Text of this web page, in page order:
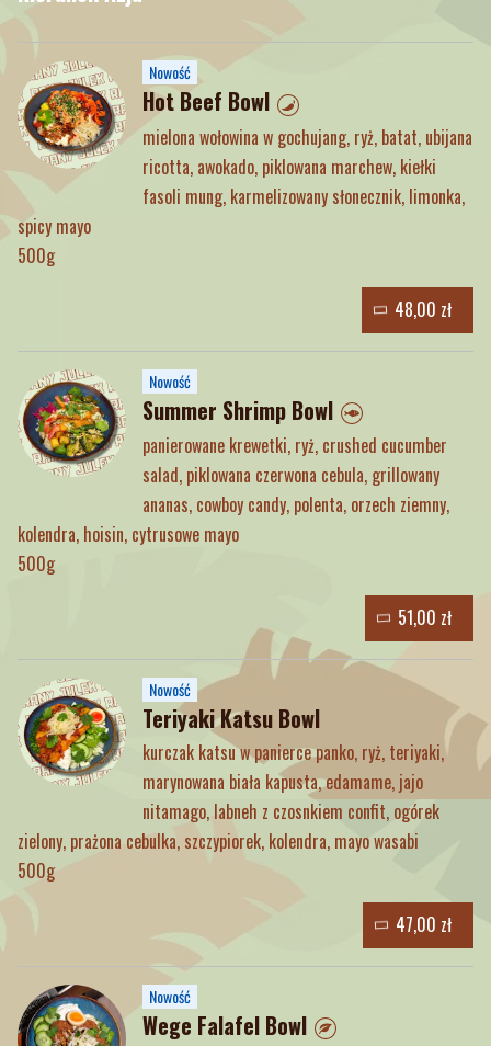
Nowość
Hot Beef Bowl
mielona wołowina w gochujang, ryż, batat, ubijana
ricotta, awokado, piklowana marchew, kiełki
fasoli mung, karmelizowany słonecznik, limonka,
spicy mayo
500g
Nowość
Summer Shrimp Bowl
panierowane krewetki, ryż, crushed cucumber
salad, piklowana czerwona cebula, grillowany
ananas, cowboy candy, polenta, orzech ziemny,
kolendra, hoisin, cytrusowe mayo
500g
Nowość
Teriyaki Katsu Bowl
kurczak katsu w panierce panko, ryż, teriyaki,
marynowana biała kapusta, edamame, jajo
nitamago, labneh z czosnkiem confit, ogórek
zielony, prażona cebulka, szczypiorek, kolendra, mayo wasabi
500g
Nowość
Wege Falafel Bowl